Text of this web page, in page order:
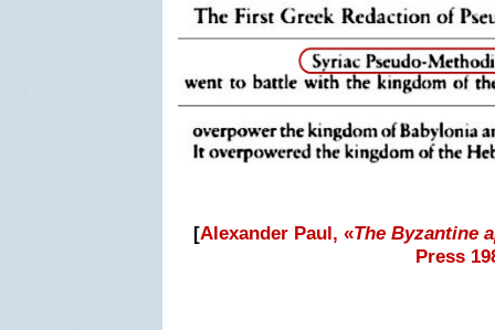
[Alexander Paul, «The Byzantine
Press